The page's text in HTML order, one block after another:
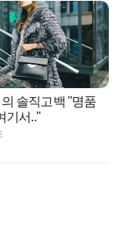
솔직고백 "명품
기서.."